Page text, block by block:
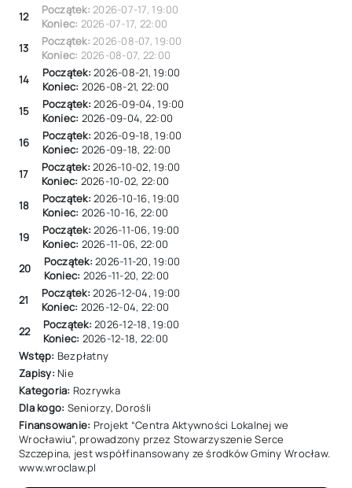
12
Początek:2026-07-17, 19:00
Koniec: 2026-07-17, 22:00
13
Początek:2026-08-07, 19:00
Koniec: 2026-08-07, 22:00
14
Początek:2026-08-21,19:00
Koniec: 2026-08-21, 22:00
15
Początek:2026-09-04,19:00
Koniec: 2026-09-04, 22:00
16
Początek:2026-09-18,19:00
Koniec: 2026-09-18, 22:00
17
Początek:2026-10-02,19:00
Koniec: 2026-10-02, 22:00
18
Początek:2026-10-16,19:00
Koniec: 2026-10-16, 22:00
19
Początek:2026-11-06,19:00
Koniec: 2026-11-06, 22:00
20
Początek:2026-11-20,19:00
Koniec: 2026-11-20, 22:00
21
Początek:2026-12-04,19:00
Koniec: 2026-12-04, 22:00
22
Początek:2026-12-18,19:00
Koniec: 2026-12-18, 22:00
Wstęp: Bezpłatny
Zapisy: Nie
Kategoria: Rozrywka
Dla kogo: Seniorzy, Dorośli
Finansowanie: Projekt “Centra Aktywności Lokalnej we
Wrocławiu”, prowadzony przez Stowarzyszenie Serce
Szczepina, jest współfinansowany ze środków Gminy Wrocław.
www.wroclaw.pl